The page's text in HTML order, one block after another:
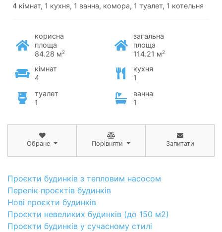
4 кімнат, 1 кухня, 1 ванна, комора, 1 туалет, 1 котельня
корисна
площа
84.28 м2
загальна
площа
114.21 м2
кімнат
4
кухня
1
туалет
1
ванна
1
Обране Порівняти Запитати
Проєкти будинків з тепловим насосом
Перелік проєктів будинків
Нові проєкти будинків
Проєкти невеликих будинків (до 150 м2)
Проєкти будинків у сучасному стилі